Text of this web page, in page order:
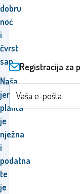
dobru
noć
i
čvrst
san.
Naša
jersey
plahta
je
nježna
i
podatna
te
je
Registracija za